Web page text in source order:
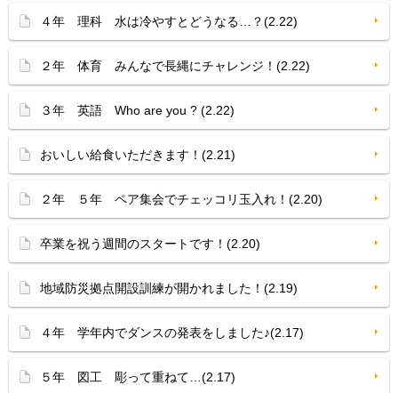
４年 理科 水は冷やすとどうなる…？(2.22)
２年 体育 みんなで長縄にチャレンジ！(2.22)
３年 英語 Who are you ? (2.22)
おいしい給食いただきます！(2.21)
２年 ５年 ペア集会でチェッコリ玉入れ！(2.20)
卒業を祝う週間のスタートです！(2.20)
地域防災拠点開設訓練が開かれました！(2.19)
４年 学年内でダンスの発表をしました♪(2.17)
５年 図工 彫って重ねて…(2.17)